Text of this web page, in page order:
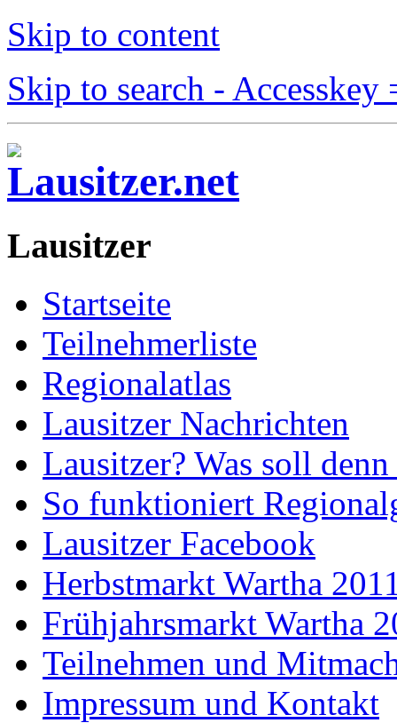
Skip to content
Skip to search - Accesskey
Lausitzer
Startseite
Teilnehmerliste
Regionalatlas
Lausitzer Nachrichten
Lausitzer? Was soll denn
So funktioniert
Lausitzer Facebook
Herbstmarkt Wartha
Frühjahrsmarkt Wartha
Teilnehmen und
Impressum und Kontakt